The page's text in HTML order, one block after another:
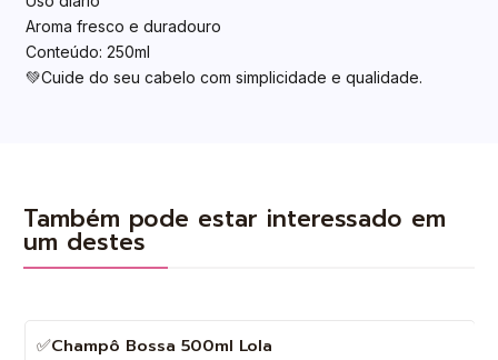
Aroma fresco e duradouro
Conteúdo: 250ml
💚Cuide do seu cabelo com simplicidade e qualidade.
Também pode estar interessado em
um destes
✅Champô Bossa 500ml Lola